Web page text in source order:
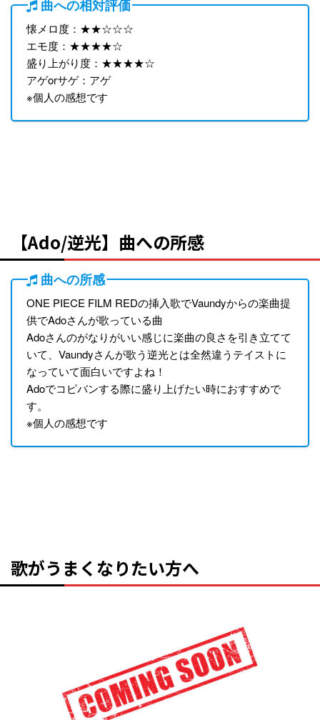
曲への相対評価
懐メロ度：★★☆☆☆
エモ度：★★★★☆
盛り上がり度：★★★★☆
アゲorサゲ：アゲ
※個人の感想です
【Ado/逆光】曲への所感
曲への所感
ONE PIECE FILM REDの挿入歌でVaundyからの楽曲提
供でAdoさんが歌っている曲
Adoさんのがなりがいい感じに楽曲の良さを引き立てて
いて、Vaundyさんが歌う逆光とは全然違うテイストに
なっていて面白いですよね！
Adoでコピバンする際に盛り上げたい時におすすめで
す。
※個人の感想です
歌がうまくなりたい方へ